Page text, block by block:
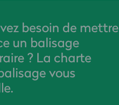
besoin de mettre
un balisage
? La charte
vous